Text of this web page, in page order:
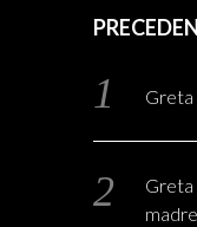
Greta
Greta